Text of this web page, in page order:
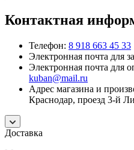
Контактная
Телефон: 8 918 663 45 33
Электронная почта для
Электронная почта для
kuban@mail.ru
Адрес магазина и
Краснодар, проезд 3-й
Доставка